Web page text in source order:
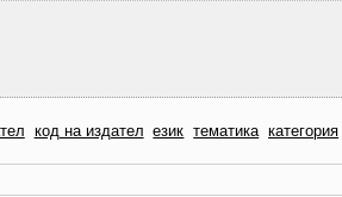
код на издател език тематика категория